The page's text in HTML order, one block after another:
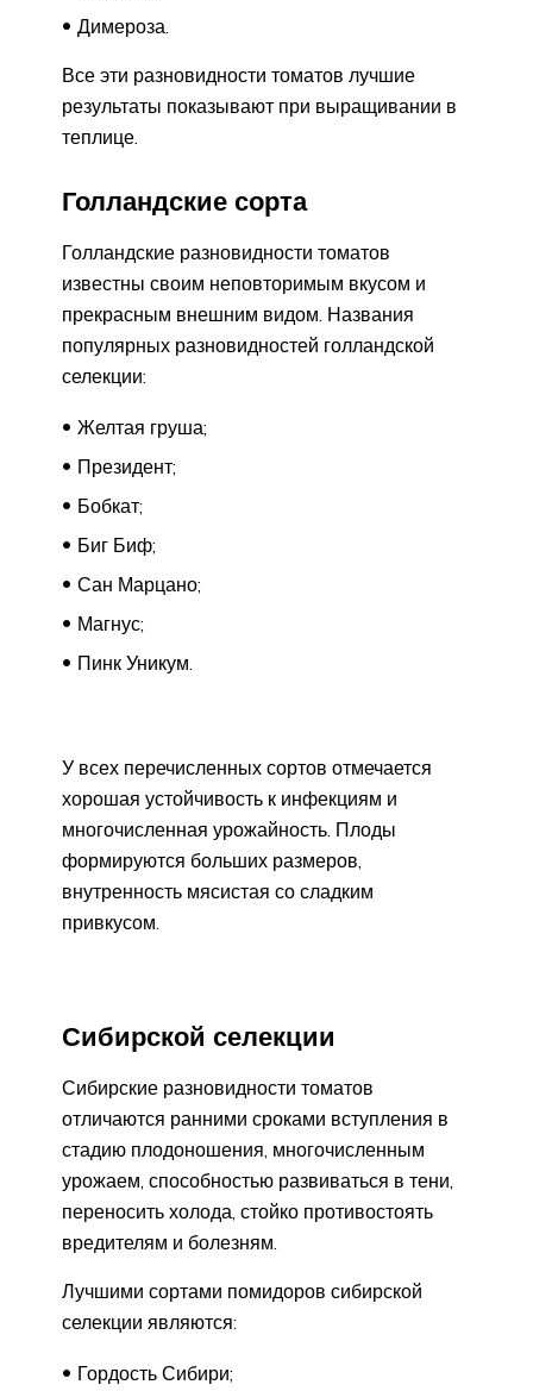
Димероза.
Все эти разновидности томатов лучшие
результаты показывают при выращивании в
теплице.
Голландские сорта
Голландские разновидности томатов
известны своим неповторимым вкусом и
прекрасным внешним видом. Названия
популярных разновидностей голландской
селекции:
Желтая груша;
Президент;
Бобкат;
Биг Биф;
Сан Марцано;
Магнус;
Пинк Уникум.
У всех перечисленных сортов отмечается
хорошая устойчивость к инфекциям и
многочисленная урожайность. Плоды
формируются больших размеров,
внутренность мясистая со сладким
привкусом.
Сибирской селекции
Сибирские разновидности томатов
отличаются ранними сроками вступления в
стадию плодоношения, многочисленным
урожаем, способностью развиваться в тени,
переносить холода, стойко противостоять
вредителям и болезням.
Лучшими сортами помидоров сибирской
селекции являются:
Гордость Сибири;